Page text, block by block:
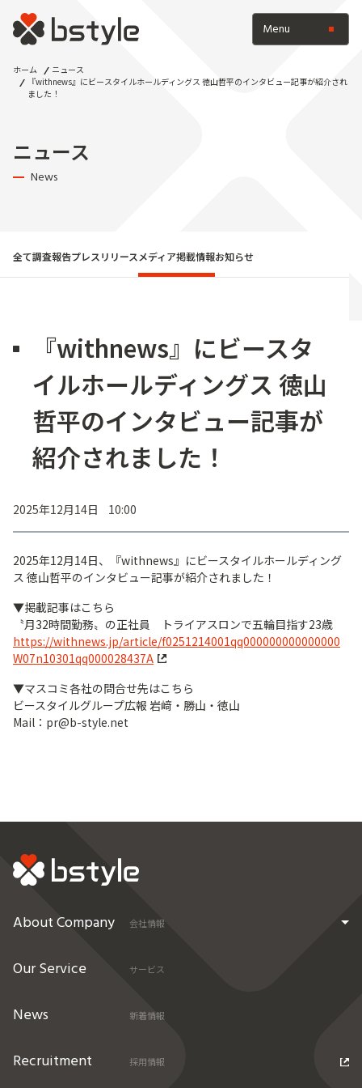
Menu
ホーム
ニュース
『withnews』にビースタイルホールディングス 徳山哲平のインタビュー記事が紹介され
ました！
ニュース
News
全て調査報告プレスリリース メディア掲載情報お知らせ
『withnews』にビースタ
イルホールディングス 徳山
哲平のインタビュー記事が
紹介されました！
2025年12月14日 10:00
2025年12月14日、『withnews』にビースタイルホールディング
ス 徳山哲平のインタビュー記事が紹介されました！
▼掲載記事はこちら
〝月32時間勤務〟の正社員 トライアスロンで五輪目指す23歳
https://withnews.jp/article/f0251214001qq000000000000000
W07n10301qq000028437A
▼マスコミ各社の問合せ先はこちら
ビースタイルグループ広報 岩﨑・勝山・徳山
Mail：pr@b-style.net
About Company 会社情報
Our Service サービス
News 新着情報
Recruitment 採用情報